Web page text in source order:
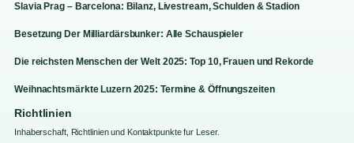
Slavia Prag – Barcelona: Bilanz, Livestream, Schulden & Stadion
Besetzung Der Milliardärsbunker: Alle Schauspieler
Die reichsten Menschen der Welt 2025: Top 10, Frauen und Rekorde
Weihnachtsmärkte Luzern 2025: Termine & Öffnungszeiten
Richtlinien
Inhaberschaft, Richtlinien und Kontaktpunkte fur Leser.